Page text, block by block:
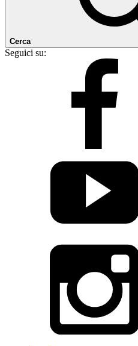
Cerca
Seguici su: